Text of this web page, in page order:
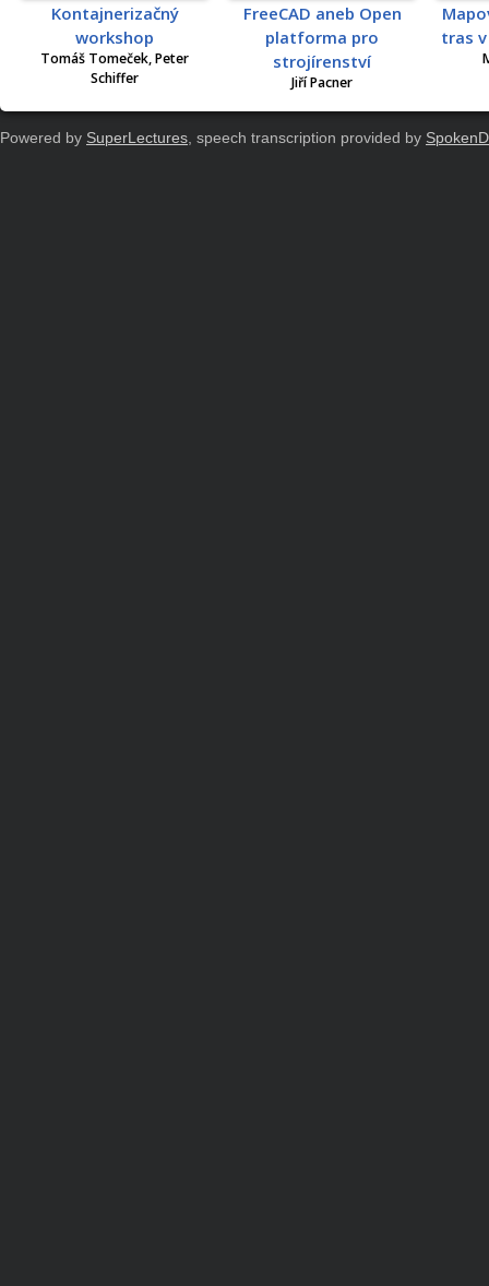
Kontajnerizačný
workshop
Tomáš Tomeček, Peter
Schiffer
FreeCAD aneb Open
platforma pro
strojírenství
Jiří Pacner
tras
Powered by SuperLectures , speech transcription provided by